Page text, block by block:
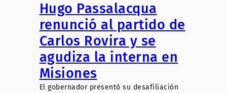
Hugo Passalacqua
renunció al partido de
Carlos Rovira y se
agudiza la interna en
Misiones
El gobernador presentó su desafiliación